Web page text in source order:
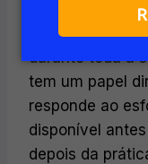
explosão e
lidar com
durante toda a
tem um papel
responde ao
disponível
depois da